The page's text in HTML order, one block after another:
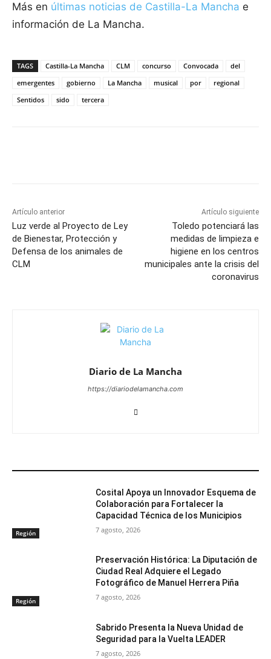
Más en últimas noticias de Castilla-La Mancha e
información de La Mancha.
TAGS Castilla-La Mancha CLM concurso Convocada
del
emergentes
gobierno La Mancha musical por
regional
Sentidos
sido tercera
Artículo anterior
Luz verde al Proyecto de Ley
de Bienestar, Protección y
Defensa de los animales de
CLM
Artículo siguiente
Toledo potenciará las
medidas de limpieza e
higiene en los centros
municipales ante la crisis del
coronavirus
Diario de La Mancha
https://diariodelamancha.com
Región
Cosital Apoya un Innovador Esquema de
Colaboración para Fortalecer la
Capacidad Técnica de los Municipios
7 agosto, 2026
Región
Preservación Histórica: La Diputación de
Ciudad Real Adquiere el Legado
Fotográfico de Manuel Herrera Piña
7 agosto, 2026
Sabrido Presenta la Nueva Unidad de
Seguridad para la Vuelta LEADER
7 agosto, 2026